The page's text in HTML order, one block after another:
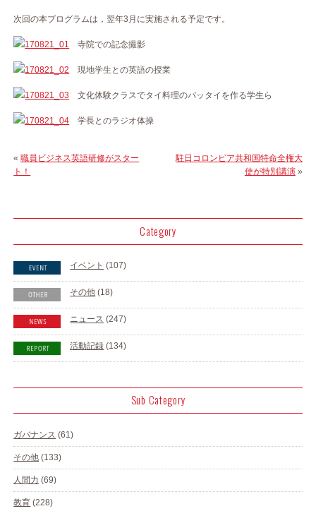
次回の本プログラムは，翌年3月に実施される予定です。
寺院での記念撮影
現地学生との英語の授業
文化体験クラスでタイ料理のパッタイを作る学生ら
学長とのラジオ体操
«職員ビジネス英語研修がスター
ト！
駐日コロンビア共和国特命全権大
使が特別講演»
Category
イベント (107)
その他 (18)
ニュース (247)
活動記録 (134)
Sub Category
ガバナンス (61)
その他 (133)
人間力 (69)
教育 (228)